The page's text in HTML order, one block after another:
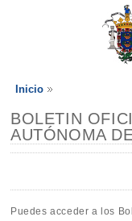
Inicio
BOLETIN
AUTÓNOMA
Puedes acceder a los